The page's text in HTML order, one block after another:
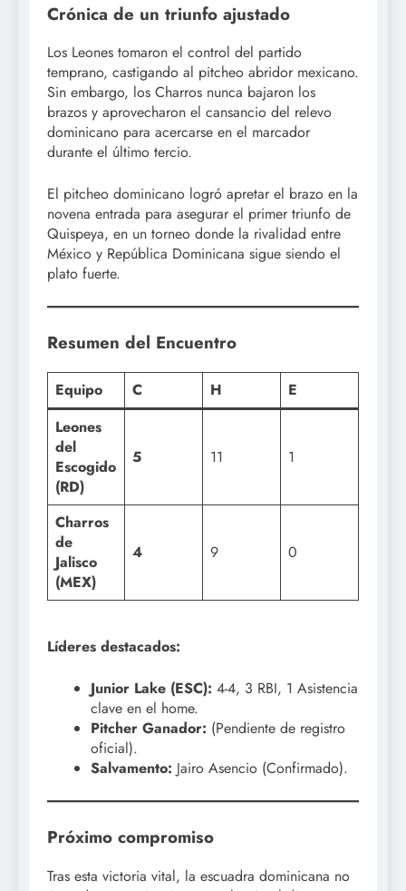
Crónica de un triunfo ajustado
Los Leones tomaron el control del partido
temprano, castigando al pitcheo abridor mexicano.
Sin embargo, los Charros nunca bajaron los
brazos y aprovecharon el cansancio del relevo
dominicano para acercarse en el marcador
durante el último tercio.
El pitcheo dominicano logró apretar el brazo en la
novena entrada para asegurar el primer triunfo de
Quispeya, en un torneo donde la rivalidad entre
México y República Dominicana sigue siendo el
plato fuerte.
Resumen del Encuentro
Equipo C H
E
Leones
del
Escogido
(RD)
5 11 1
Charros
de
Jalisco
(MEX)
4 9 0
Líderes destacados:
Junior Lake (ESC): 4-4, 3 RBI, 1 Asistencia
clave en el home.
Pitcher Ganador: (Pendiente de registro
oficial).
Salvamento: Jairo Asencio (Confirmado).
Próximo compromiso
Tras esta victoria vital, la escuadra dominicana no